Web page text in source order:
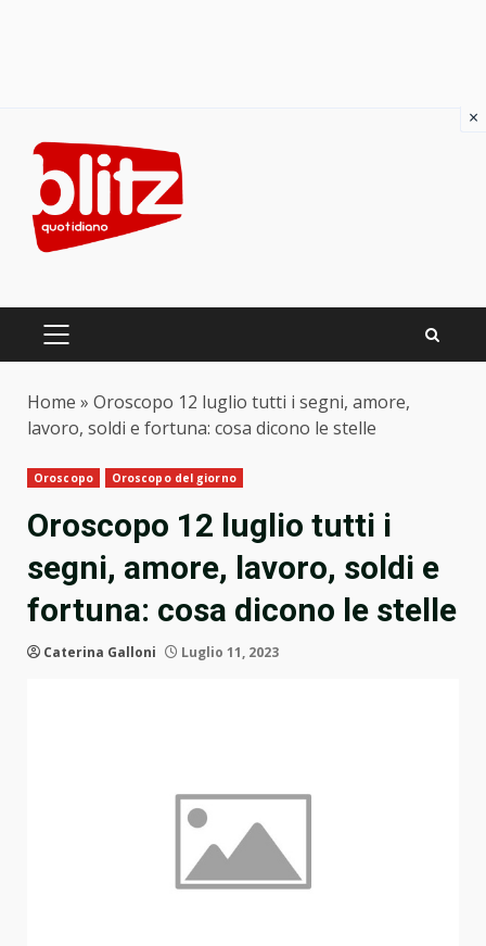
content
PRIMARY
Home » Oroscopo 12 luglio tutti i segni, amore,
lavoro, soldi e fortuna: cosa dicono le stelle
Oroscopo Oroscopo del giorno
Oroscopo 12 luglio tutti i
segni, amore, lavoro, soldi e
fortuna: cosa dicono le stelle
Caterina Galloni Luglio 11, 2023
×